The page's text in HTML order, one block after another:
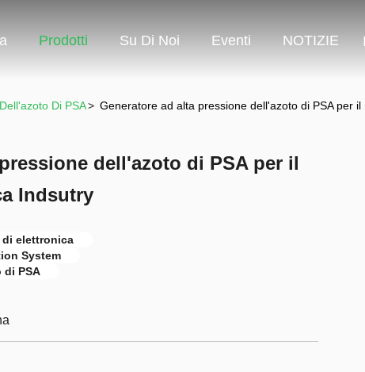
Prodotti Su Di Noi Eventi NOTIZIE
Di PSA> Generatore ad alta pressione dell'azoto di PSA per
dell'azoto di PSA per il
Indsutry
di elettronica
System
di PSA